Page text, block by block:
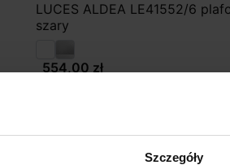
Szczegóły
LUCES ALDEA LE41552/6
szary
554,00 zł